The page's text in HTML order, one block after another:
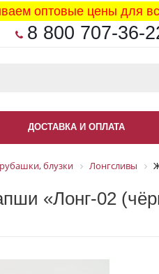
оптовые цены для
8 800 707-36-
ДОСТАВКА И ОПЛАТА
блузки Лонгсливы
«Лонг-02